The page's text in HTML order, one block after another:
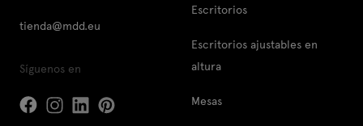
tienda@mdd.eu
Síguenos en
Escritorios
Escritorios ajustables en
altura
Mesas